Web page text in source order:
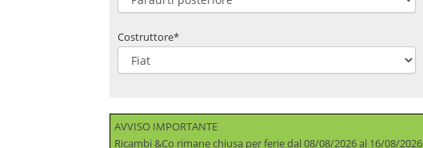
Costruttore*
AVVISO IMPORTANTE
Ricambi &Co rimane chiusa per ferie dal 08/08/2026 al 16/08/2026